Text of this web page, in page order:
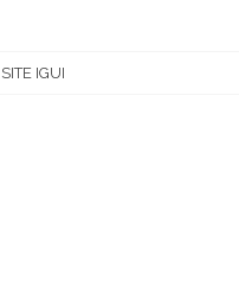
SITE IGUI